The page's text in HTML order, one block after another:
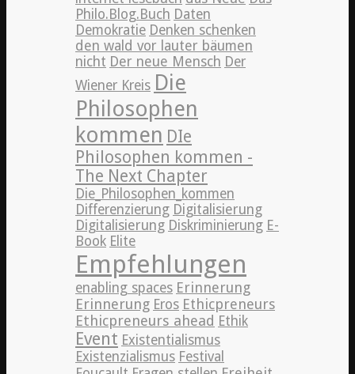
Philo.Blog.Buch Daten
Demokratie Denken schenken
den wald vor lauter bäumen
nicht Der neue Mensch Der
Wiener Kreis Die
Philosophen
kommen DIe
Philosophen kommen -
The Next Chapter
Die_Philosophen_kommen
Differenzierung Digitalisierung
Digitalisierung Diskriminierung E-
Book Elite
Empfehlungen
enabling spaces Erinnerung
Erinnerung Eros Ethicpreneurs
Ethicpreneurs ahead Ethik
Event Existentialismus
Existenzialismus Festival